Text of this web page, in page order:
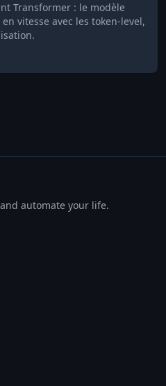
Transformer : le modèle
vitesse avec les token-level,
automate your life.